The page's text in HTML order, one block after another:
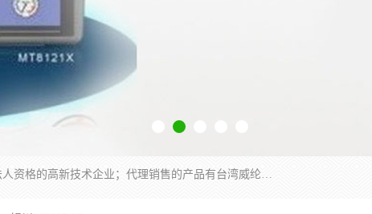
厦门晶鼎自动化科技有限公司是一家具有独立法人资格的高新技术企业；代理销售的产品有台湾威纶触摸屏，魏德米勒全系列，永宏触摸屏,威纶触摸屏,台湾威纶weinview触摸屏,台湾永宏PLC，FATEK,永宏伺服,图儿克总线，施耐德，欧姆龙，西门子，富士变频，K&N蓝系列， BUSSMANN，松下变频器，丹佛斯变频器等。